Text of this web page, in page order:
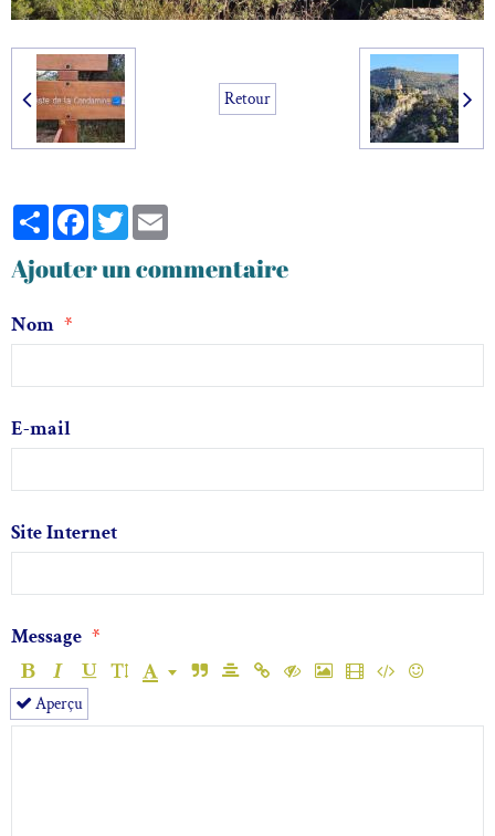
Retour
PartagerFacebook
Twitter
Ajouter un commentaire
Nom
E-mail
Site Internet
Message
Aperçu